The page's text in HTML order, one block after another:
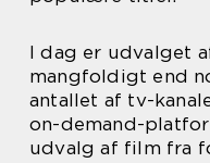
I dag er udvalget
mangfoldigt end
antallet af tv-
on-demand-
udvalg af film fra